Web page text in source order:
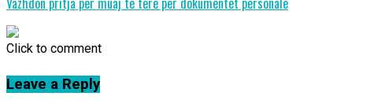
Click to comment
Leave a Reply